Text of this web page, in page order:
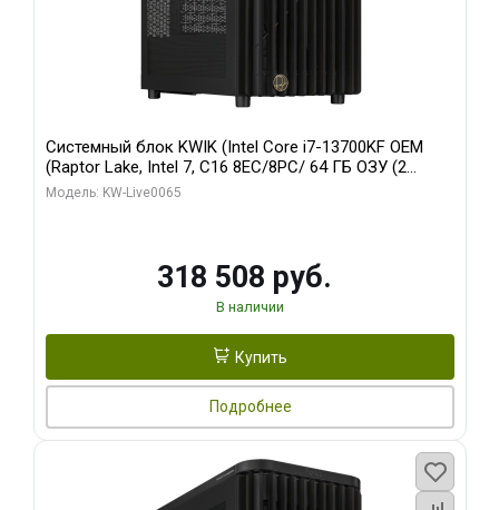
Системный блок KWIK (Intel Core i7-13700KF OEM
(Raptor Lake, Intel 7, C16 8EC/8PC/ 64 ГБ ОЗУ (2
модуля)/ ASUS RTX5080 PROART OC 16GB GDDR7
Модель: KW-Live0065
318 508 руб.
В наличии
Купить
Подробнее